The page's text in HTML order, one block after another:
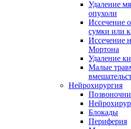
Удаление
опухоли
Иссечение
сумки или
Иссечение
Мортона
Удаление
Малые
Нейрохирургия
Блокады
Периферия